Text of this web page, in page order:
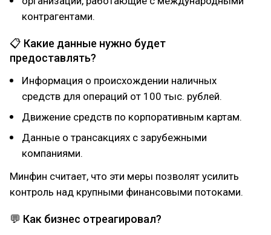
контрагентами.
📋 Какие данные нужно будет
предоставлять?
Информация о происхождении наличных
средств для операций от 100 тыс. рублей.
Движение средств по корпоративным картам.
Данные о трансакциях с зарубежными
компаниями.
Минфин считает, что эти меры позволят усилить
контроль над крупными финансовыми потоками.
💬 Как бизнес отреагировал?